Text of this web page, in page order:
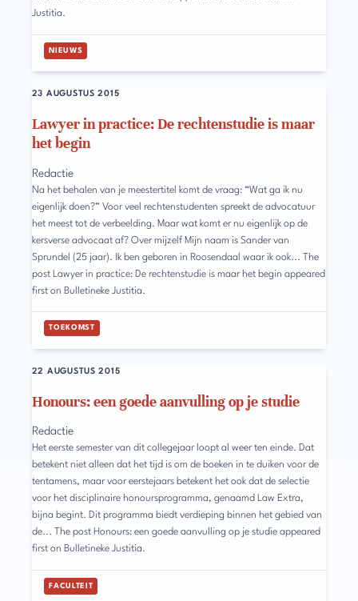
Justitia.
NIEUWS
Lawyer in practice: De rechtenstudie is maar
het begin
23 AUGUSTUS 2015
Redactie
Na het behalen van je meestertitel komt de vraag: “Wat ga ik nu
eigenlijk doen?” Voor veel rechtenstudenten spreekt de advocatuur
het meest tot de verbeelding. Maar wat komt er nu eigenlijk op de
kersverse advocaat af? Over mijzelf Mijn naam is Sander van
Sprundel (25 jaar). Ik ben geboren in Roosendaal waar ik ook... The
post Lawyer in practice: De rechtenstudie is maar het begin appeared
first on Bulletineke Justitia.
TOEKOMST
Honours: een goede aanvulling op je studie
22 AUGUSTUS 2015
Redactie
Het eerste semester van dit collegejaar loopt al weer ten einde. Dat
betekent niet alleen dat het tijd is om de boeken in te duiken voor de
tentamens, maar voor eerstejaars betekent het ook dat de selectie
voor het disciplinaire honoursprogramma, genaamd Law Extra,
bijna begint. Dit programma biedt verdieping binnen het gebied van
de... The post Honours: een goede aanvulling op je studie appeared
first on Bulletineke Justitia.
FACULTEIT